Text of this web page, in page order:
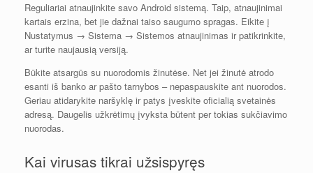
Reguliariai atnaujinkite savo Android sistemą. Taip, atnaujinimai
kartais erzina, bet jie dažnai taiso saugumo spragas. Eikite į
Nustatymus → Sistema → Sistemos atnaujinimas ir patikrinkite,
ar turite naujausią versiją.
Būkite atsargūs su nuorodomis žinutėse. Net jei žinutė atrodo
esanti iš banko ar pašto tarnybos – nepaspauskite ant nuorodos.
Geriau atidarykite naršyklę ir patys įveskite oficialią svetainės
adresą. Daugelis užkrėtimų įvyksta būtent per tokias sukčiavimo
nuorodas.
Kai virusas tikrai užsispyręs